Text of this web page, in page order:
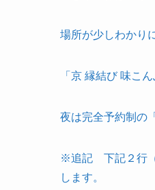
場所が少しわかり
「京 縁結び 味こ
夜は完全予約制の
※追記 下記２行（
します。